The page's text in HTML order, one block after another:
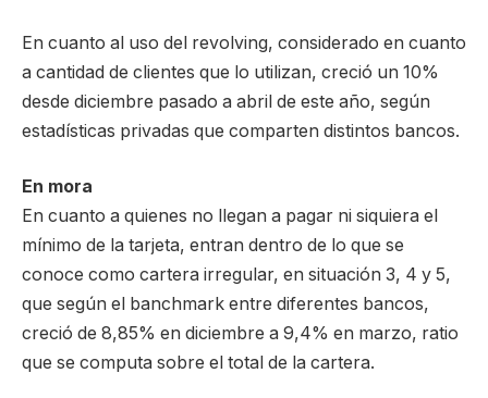
En cuanto al uso del revolving, considerado en cuanto
a cantidad de clientes que lo utilizan, creció un 10%
desde diciembre pasado a abril de este año, según
estadísticas privadas que comparten distintos bancos.
En mora
En cuanto a quienes no llegan a pagar ni siquiera el
mínimo de la tarjeta, entran dentro de lo que se
conoce como cartera irregular, en situación 3, 4 y 5,
que según el banchmark entre diferentes bancos,
creció de 8,85% en diciembre a 9,4% en marzo, ratio
que se computa sobre el total de la cartera.